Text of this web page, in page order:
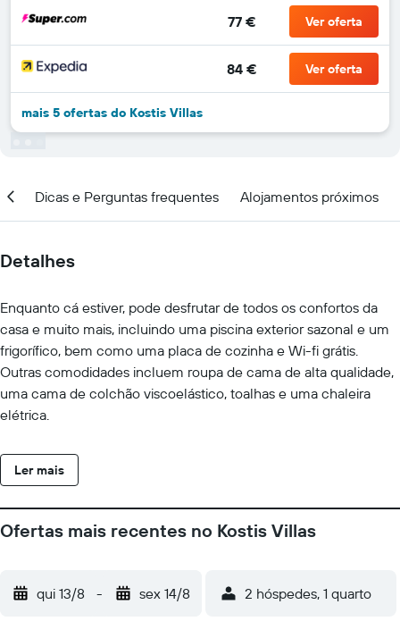
77 € Ver oferta
84 € Ver oferta
mais 5 ofertas do Kostis Villas
Dicas e Perguntas frequentes Alojamentos próximos
Detalhes
Enquanto cá estiver, pode desfrutar de todos os confortos da
casa e muito mais, incluindo uma piscina exterior sazonal e um
frigorífico, bem como uma placa de cozinha e Wi-fi grátis.
Outras comodidades incluem roupa de cama de alta qualidade,
uma cama de colchão viscoelástico, toalhas e uma chaleira
elétrica.
Ler mais
Ofertas mais recentes no Kostis Villas
qui 13/8 - sex 14/8 2 hóspedes, 1 quarto